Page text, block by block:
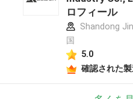
ロフィール
Shandong
国
5.0
確認された